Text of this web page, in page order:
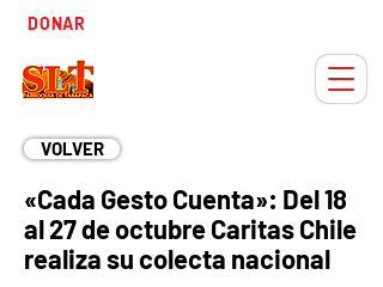
DONAR
VOLVER
«Cada Gesto Cuenta»: Del 18
al 27 de octubre Caritas Chile
realiza su colecta nacional